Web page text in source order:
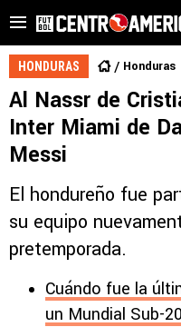
HONDURAS Honduras
Al Nassr de
Inter Miami de
Messi
El hondureño fue
su equipo
pretemporada.
Cuándo fue la
un Mundial Sub-20